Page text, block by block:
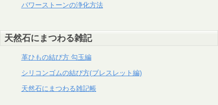
パワーストーンの浄化方法
天然石にまつわる雑記
革ひもの結び方 勾玉編
シリコンゴムの結び方(ブレスレット編)
天然石にまつわる雑記帳